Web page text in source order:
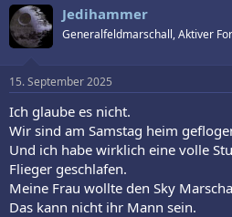
Jedihammer
Generalfeldmarschall, Aktiver
15. September 2025
Ich glaube es nicht.
Wir sind am Samstag heim
Und ich habe wirklich eine volle
Flieger geschlafen.
Meine Frau wollte den Sky
Das kann nicht ihr Mann sein.